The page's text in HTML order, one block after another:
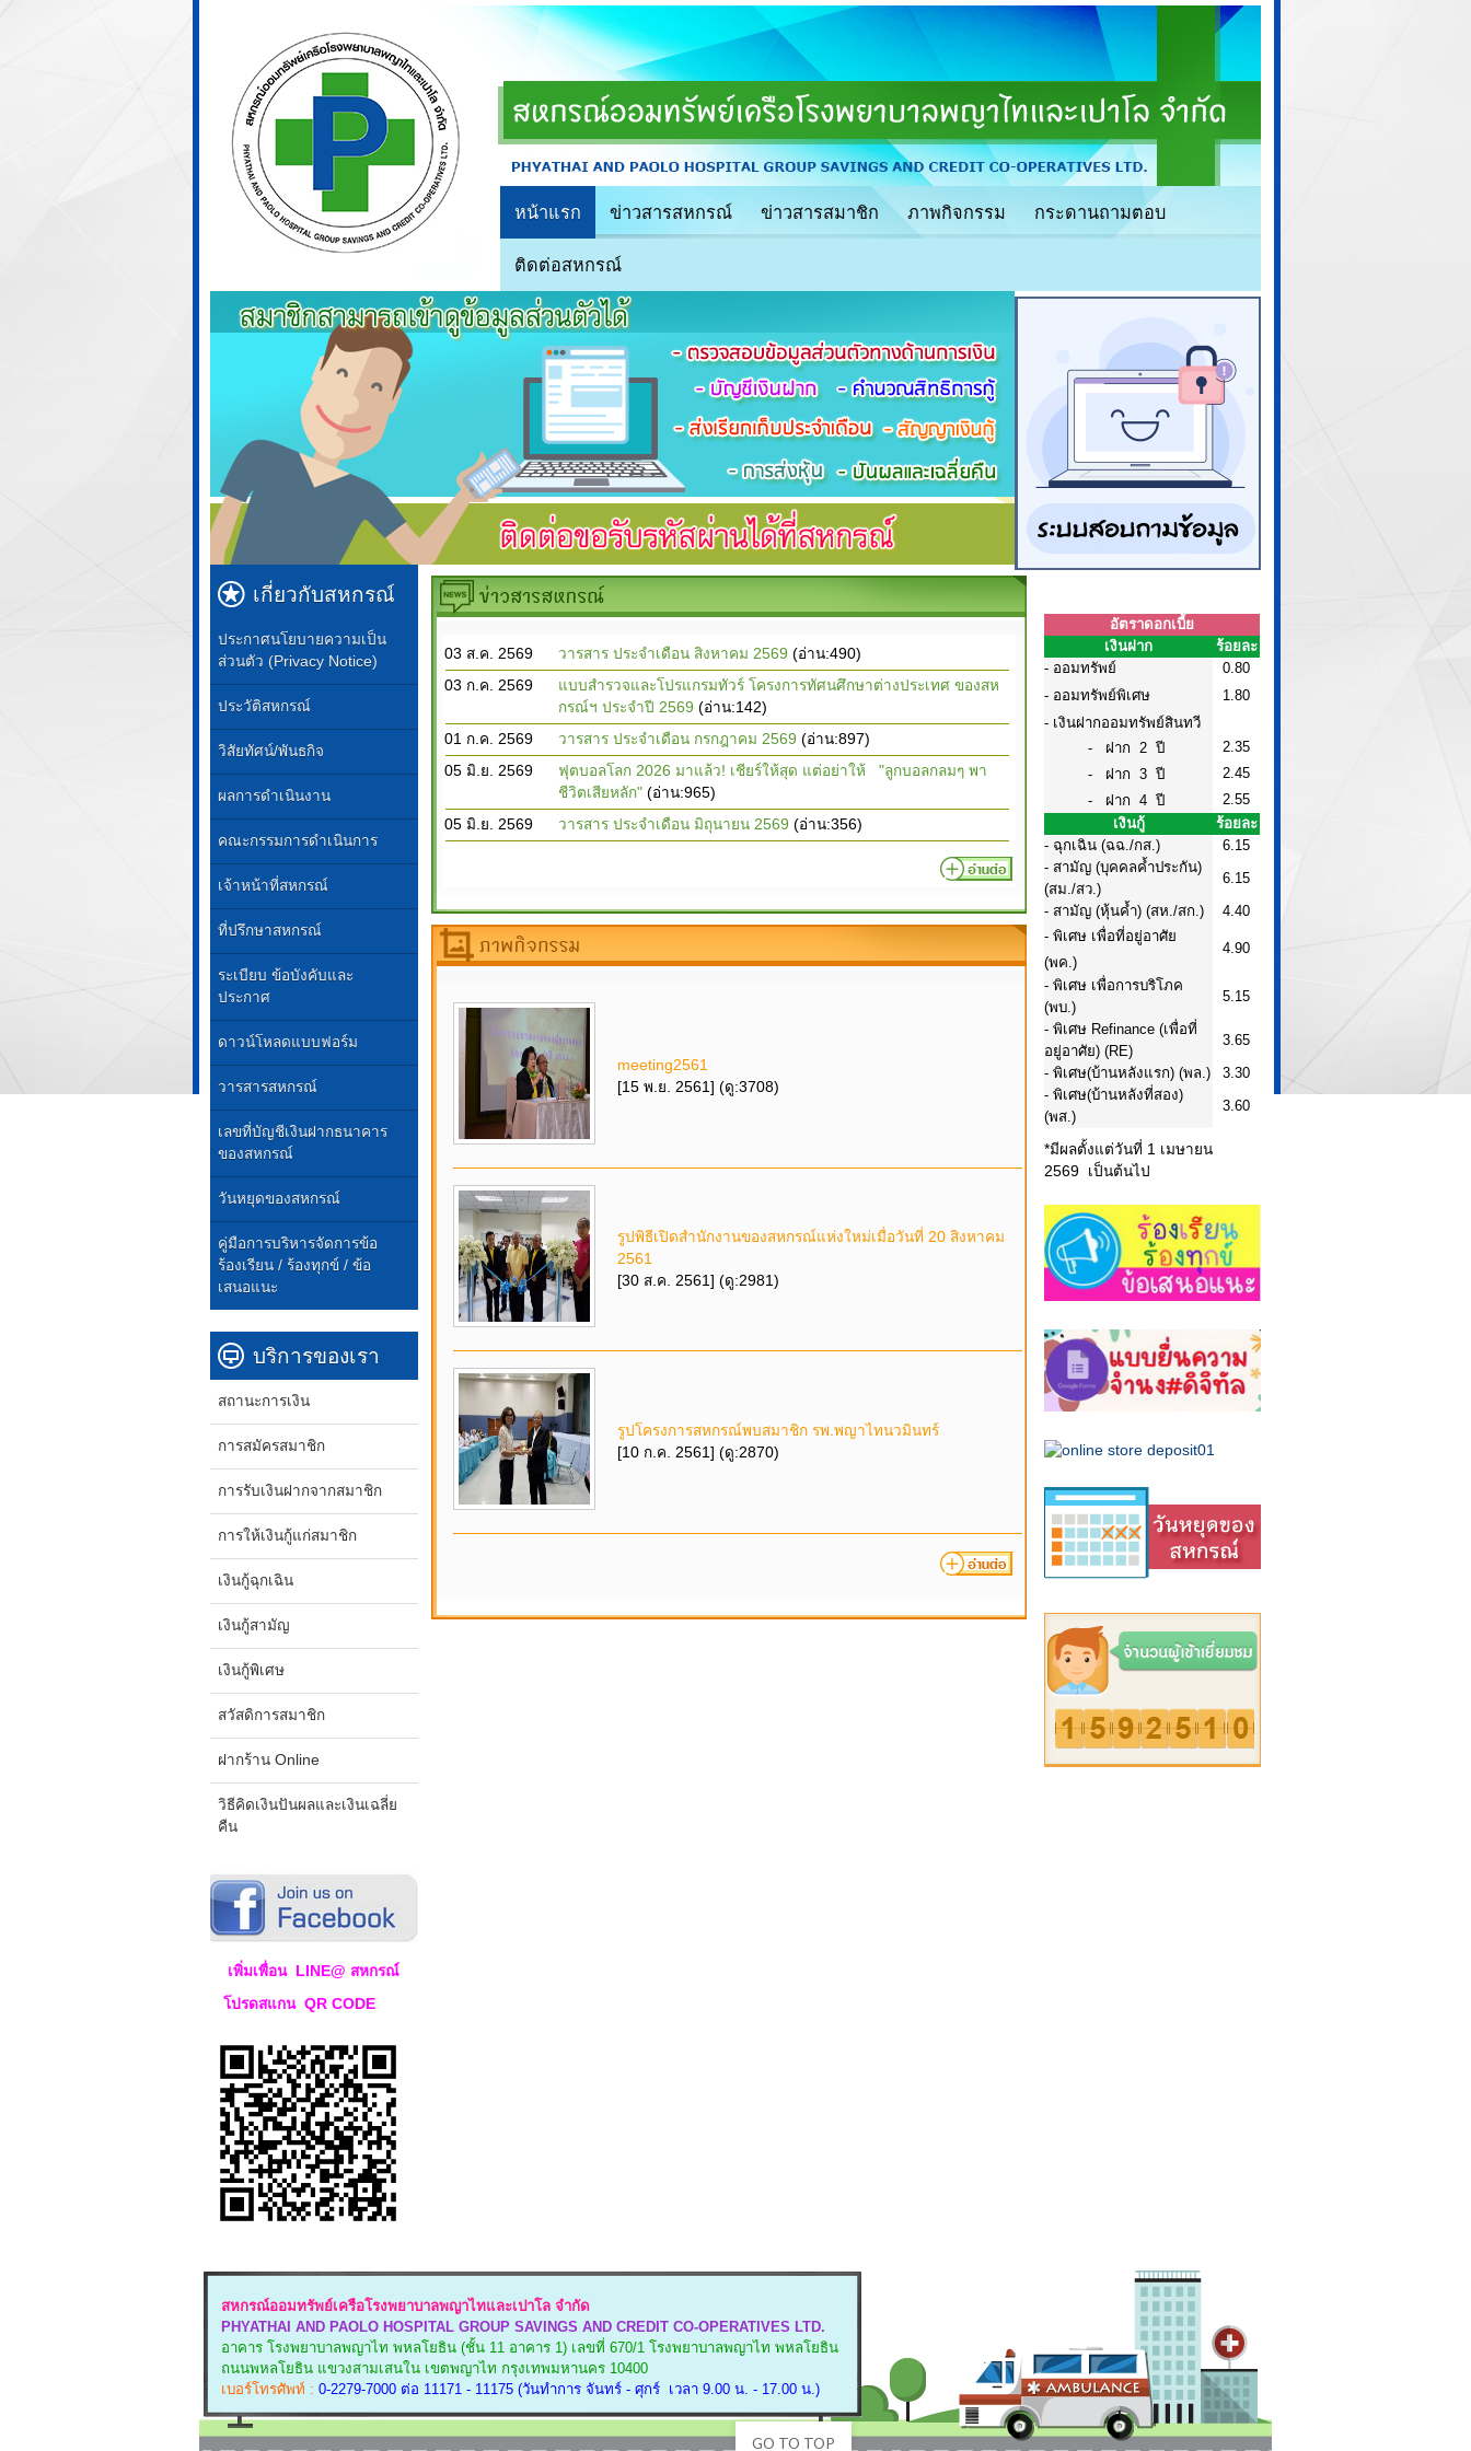
หน้าแรก ข่าวสารสหกรณ์ ข่าวสารสมาชิก ภาพกิจกรรม กระดานถามตอบ
ติดต่อสหกรณ์
03 ส.ค. 2569 วารสาร ประจำเดือน สิงหาคม 2569 (อ่าน:490)
03 ก.ค. 2569
แบบสำรวจและโปรแกรมทัวร์ โครงการทัศนศึกษาต่างประเทศ ของสห
กรณ์ฯ ประจำปี 2569 (อ่าน:142)
01 ก.ค. 2569
วารสาร ประจำเดือน กรกฎาคม 2569 (อ่าน:897)
05 มิ.ย. 2569
ฟุตบอลโลก 2026 มาแล้ว! เชียร์ให้สุด แต่อย่าให้ "ลูกบอลกลมๆ พา
ชีวิตเสียหลัก" (อ่าน:965)
05 มิ.ย. 2569
วารสาร ประจำเดือน มิถุนายน 2569 (อ่าน:356)
meeting2561
[15 พ.ย. 2561] (ดู:3708)
รูปพิธีเปิดสำนักงานของสหกรณ์แห่งใหม่เมื่อวันที่ 20 สิงหาคม
2561
[30 ส.ค. 2561] (ดู:2981)
รูปโครงการสหกรณ์พบสมาชิก รพ.พญาไทนวมินทร์
[10 ก.ค. 2561] (ดู:2870)
เกี่ยวกับสหกรณ์
ประกาศนโยบายความเป็น
ส่วนตัว (Privacy Notice)
ประวัติสหกรณ์
วิสัยทัศน์/พันธกิจ
ผลการดำเนินงาน
คณะกรรมการดำเนินการ
เจ้าหน้าที่สหกรณ์
ที่ปรึกษาสหกรณ์
ระเบียบ ข้อบังคับและ
ประกาศ
ดาวน์โหลดแบบฟอร์ม
วารสารสหกรณ์
เลขที่บัญชีเงินฝากธนาคาร
ของสหกรณ์
วันหยุดของสหกรณ์
คู่มือการบริหารจัดการข้อ
ร้องเรียน / ร้องทุกข์ / ข้อ
เสนอแนะ
บริการของเรา
สถานะการเงิน
การสมัครสมาชิก
การรับเงินฝากจากสมาชิก
การให้เงินกู้แก่สมาชิก
เงินกู้ฉุกเฉิน
เงินกู้สามัญ
เงินกู้พิเศษ
สวัสดิการสมาชิก
ฝากร้าน Online
วิธีคิดเงินปันผลและเงินเฉลี่ย
คืน
เพิ่มเพื่อน LINE@ สหกรณ์
โปรดสแกน QR CODE
อัตราดอกเบี้ย
เงินฝาก
ร้อยละ
- ออมทรัพย์
0.80
- ออมทรัพย์พิเศษ
1.80
- เงินฝากออมทรัพย์สินทวี
- ฝาก 2 ปี
2.35
- ฝาก 3 ปี
2.45
- ฝาก 4 ปี
2.55
เงินกู้
ร้อยละ
- ฉุกเฉิน (ฉฉ./กส.)
6.15
- สามัญ (บุคคลค้ำประกัน)
(สม./สว.)
6.15
- สามัญ (หุ้นค้ำ) (สห./สก.)
4.40
-พิเศษ เพื่อที่อยู่อาศัย
(พค.)
4.90
-พิเศษ เพื่อการบริโภค
(พบ.)
5.15
-พิเศษ Refinance (เพื่อที่
อยู่อาศัย) (RE)
3.65
- พิเศษ(บ้านหลังแรก) (พล.)
3.30
- พิเศษ(บ้านหลังที่สอง)
(พส.)
3.60
*มีผลตั้งแต่วันที่ 1 เมษายน
2569 เป็นต้นไป
สหกรณ์ออมทรัพย์เครือโรงพยาบาลพญาไทและเปาโล จำกัด
PHYATHAI AND PAOLO HOSPITAL GROUP SAVINGS AND CREDIT CO-OPERATIVES LTD.
อาคาร โรงพยาบาลพญาไท พหลโยธิน (ชั้น 11 อาคาร 1) เลขที่ 670/1 โรงพยาบาลพญาไท พหลโยธิน
ถนนพหลโยธิน แขวงสามเสนใน เขตพญาไท กรุงเทพมหานคร 10400
เบอร์โทรศัพท์ : 0-2279-7000 ต่อ 11171 - 11175 (วันทำการ จันทร์ - ศุกร์ เวลา 9.00 น. - 17.00 น.)
GO TO TOP